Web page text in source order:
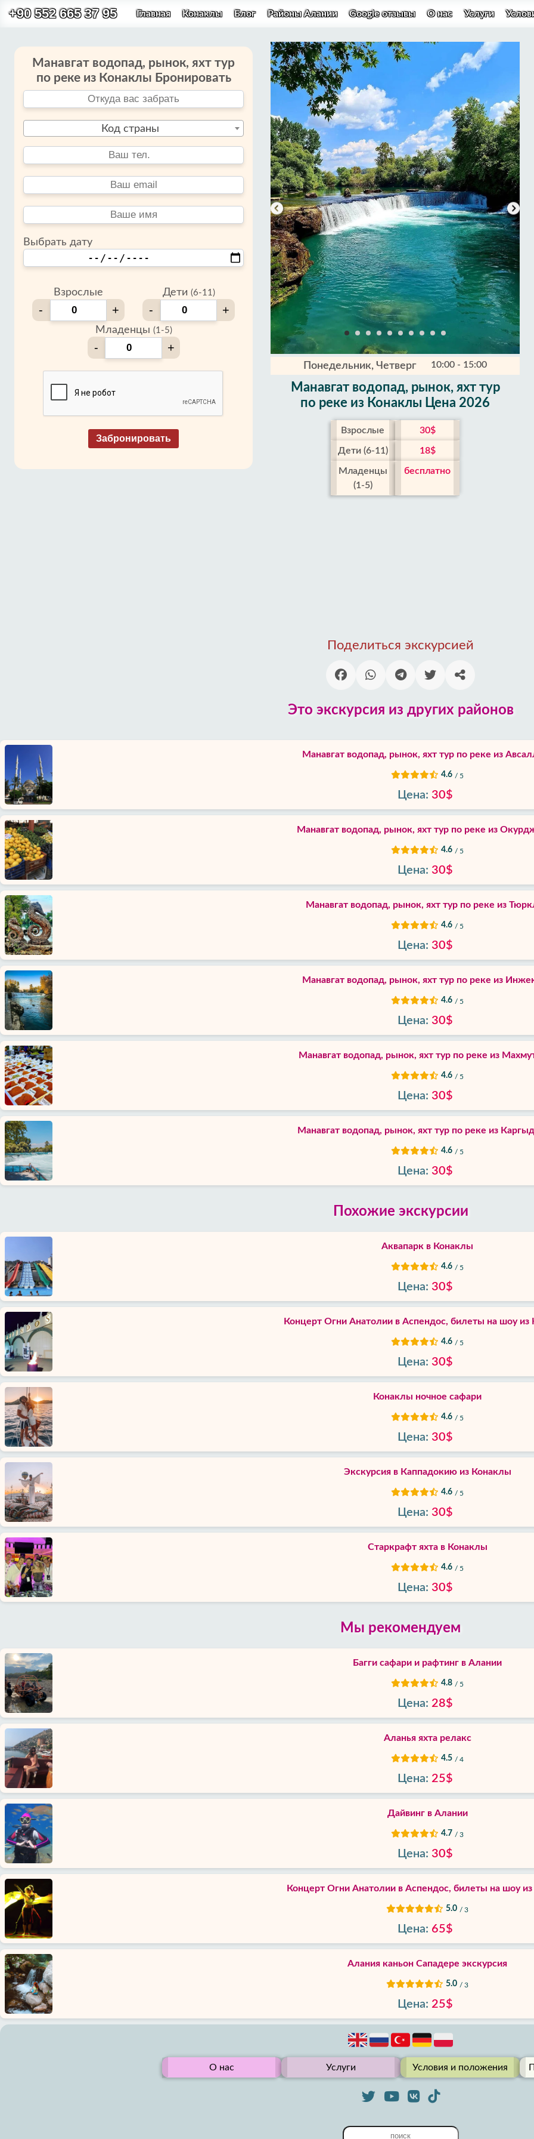
+90 552 665 37 95 Главная Конаклы Блог Районы Алании Google отзывы О нас Услуги
Главная
Конаклы
Районы
Алании
Блог
Google
отзывы
О
нас
Услуги
Условия
и
положения
приватности
Контакты
Понедельник, Четверг 10:00 - 15:00
Манавгат водопад, рынок, яхт тур
по реке из Конаклы Цена 2026
Взрослые 30$
Дети (6-11) 18$
Младенцы
(1-5)
бесплатно
Манавгат водопад, рынок, яхт тур
по реке из Конаклы Бронировать
Код страны
Выбрать дату
Взрослые
- +
Дети (6-11)
- +
Младенцы (1-5)
- +
Забронировать
Поделиться экскурсией
Это экскурсия из других районов
Манавгат водопад, рынок, яхт тур по реке из
4.6 / 5
Цена: 30$
Манавгат водопад, рынок, яхт тур по реке из
4.6 / 5
Цена: 30$
Манавгат водопад, рынок, яхт тур по реке из
4.6 / 5
Цена: 30$
Манавгат водопад, рынок, яхт тур по реке из
4.6 / 5
Цена: 30$
Манавгат водопад, рынок, яхт тур по реке из
4.6 / 5
Цена: 30$
Манавгат водопад, рынок, яхт тур по реке из
4.6 / 5
Цена: 30$
Похожие экскурсии
Аквапарк в Конаклы
4.6 / 5
Цена: 30$
Концерт Огни Анатолии в Аспендос, билеты на шоу из
4.6 / 5
Цена: 30$
Конаклы ночное сафари
4.6 / 5
Цена: 30$
Экскурсия в Каппадокию из Конаклы
4.6 / 5
Цена: 30$
Старкрафт яхта в Конаклы
4.6 / 5
Цена: 30$
Мы рекомендуем
Багги сафари и рафтинг в Алании
4.8 / 5
Цена: 28$
Аланья яхта релакс
4.5 / 4
Цена: 25$
Дайвинг в Алании
4.7 / 3
Цена: 30$
Концерт Огни Анатолии в Аспендос, билеты на шоу
5.0 / 3
Цена: 65$
Алания каньон Сападере экскурсия
5.0 / 3
Цена: 25$
О нас Услуги Условия и положения